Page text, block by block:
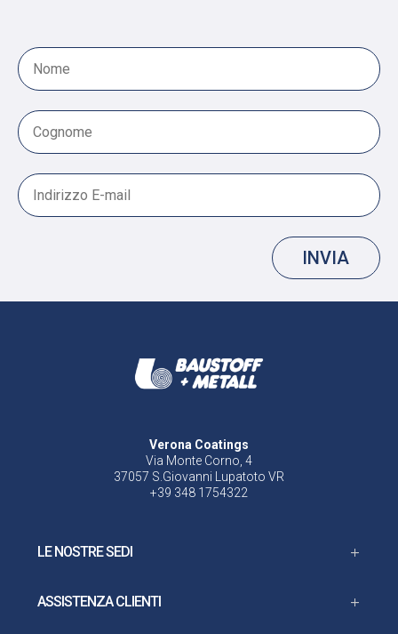
INVIA
Verona Coatings
Via Monte Corno, 4
37057 S.Giovanni Lupatoto VR
+39 348 1754322
LE NOSTRE SEDI
ASSISTENZA CLIENTI